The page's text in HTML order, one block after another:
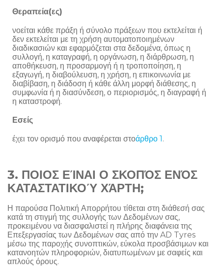
Θεραπεία(ες)
νοείται κάθε πράξη ή σύνολο πράξεων που εκτελείται ή
δεν εκτελείται με τη χρήση αυτοματοποιημένων
διαδικασιών και εφαρμόζεται στα δεδομένα, όπως η
συλλογή, η καταγραφή, η οργάνωση, η διάρθρωση, η
αποθήκευση, η προσαρμογή ή η τροποποίηση, η
εξαγωγή, η διαβούλευση, η χρήση, η επικοινωνία με
διαβίβαση, η διάδοση ή κάθε άλλη μορφή διάθεσης, η
συμφωνία ή η διασύνδεση, ο περιορισμός, η διαγραφή ή
η καταστροφή.
Εσείς
έχει τον ορισμό που αναφέρεται στοάρθρο 1.
3. ΠΟΙΟΣ ΕΊΝΑΙ Ο ΣΚΟΠΌΣ ΕΝΌΣ
ΚΑΤΑΣΤΑΤΙΚΟΎ ΧΆΡΤΗ;
Η παρούσα Πολιτική Απορρήτου τίθεται στη διάθεσή σας
κατά τη στιγμή της συλλογής των Δεδομένων σας,
προκειμένου να διασφαλιστεί η πλήρης διαφάνεια της
Επεξεργασίας των Δεδομένων σας από την AD Tyres
μέσω της παροχής συνοπτικών, εύκολα προσβάσιμων και
κατανοητών πληροφοριών, διατυπωμένων με σαφείς και
απλούς όρους.